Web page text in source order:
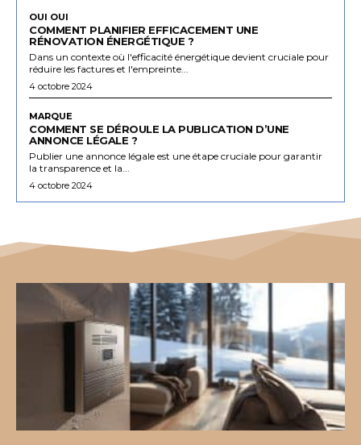
OUI OUI
COMMENT PLANIFIER EFFICACEMENT UNE
RÉNOVATION ÉNERGÉTIQUE ?
Dans un contexte où l'efficacité énergétique devient cruciale pour
réduire les factures et l'empreinte...
4 octobre 2024
MARQUE
COMMENT SE DÉROULE LA PUBLICATION D’UNE
ANNONCE LÉGALE ?
Publier une annonce légale est une étape cruciale pour garantir
la transparence et la...
4 octobre 2024